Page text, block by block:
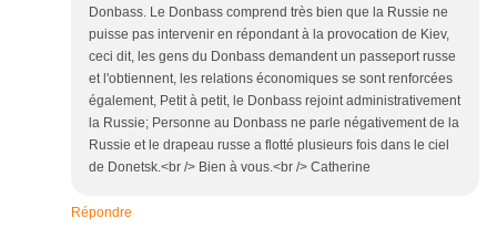
Donbass. Le Donbass comprend très bien que la Russie ne
puisse pas intervenir en répondant à la provocation de Kiev,
ceci dit, les gens du Donbass demandent un passeport russe
et l'obtiennent, les relations économiques se sont renforcées
également, Petit à petit, le Donbass rejoint administrativement
la Russie; Personne au Donbass ne parle négativement de la
Russie et le drapeau russe a flotté plusieurs fois dans le ciel
de Donetsk.<br /> Bien à vous.<br /> Catherine
Répondre